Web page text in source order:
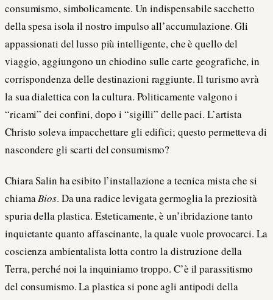
consumismo, simbolicamente. Un indispensabile sacchetto
della spesa isola il nostro impulso all’accumulazione. Gli
appassionati del lusso più intelligente, che è quello del
viaggio, aggiungono un chiodino sulle carte geografiche, in
corrispondenza delle destinazioni raggiunte. Il turismo avrà
la sua dialettica con la cultura. Politicamente valgono i
“ricami” dei confini, dopo i “sigilli” delle paci. L’artista
Christo soleva impacchettare gli edifici; questo permetteva di
nascondere gli scarti del consumismo?
Chiara Salin ha esibito l’installazione a tecnica mista che si
chiamaBios. Da una radice levigata germoglia la preziosità
spuria della plastica. Esteticamente, è un’ibridazione tanto
inquietante quanto affascinante, la quale vuole provocarci. La
coscienza ambientalista lotta contro la distruzione della
Terra, perché noi la inquiniamo troppo. C’è il parassitismo
del consumismo. La plastica si pone agli antipodi della